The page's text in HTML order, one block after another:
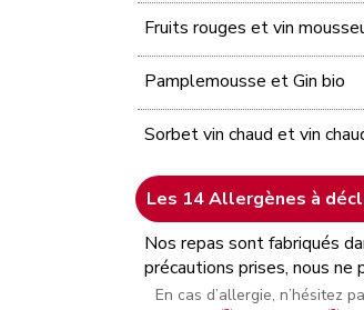
Fruits rouges et vin
Pamplemousse et Gin bio
Sorbet vin chaud et vin
Les 14 Allergènes à
Nos repas sont fabriqués
précautions prises, nous
En cas d’allergie, n’hésitez